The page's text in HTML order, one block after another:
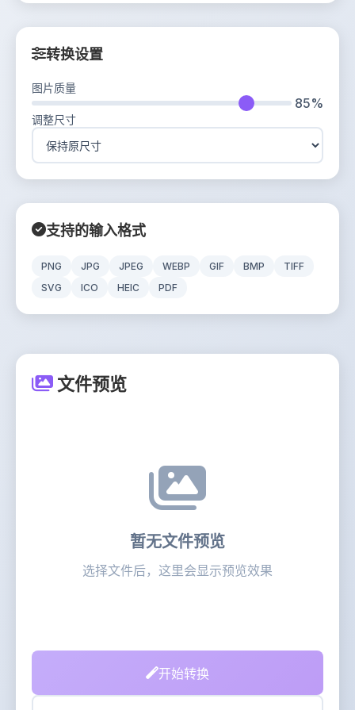
转换设置
图片质量
85%
调整尺寸
支持的输入格式
PNG JPG JPEG WEBP GIF BMP
TIFF
SVG
ICO HEIC PDF
文件预览
暂无文件预览
选择文件后，这里会显示预览效果
开始转换